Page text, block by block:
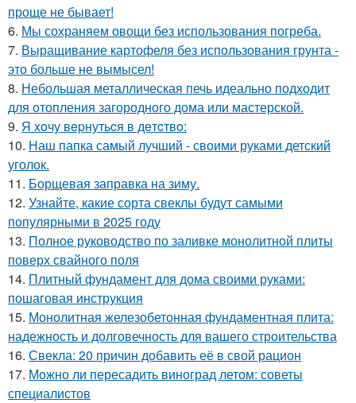
проще не бывает!
6. Мы сохраняем овощи без использования погреба.
7. Выращивание картофеля без использования грунта -
это больше не вымысел!
8. Небольшая металлическая печь идеально подходит
для отопления загородного дома или мастерской.
9. Я xoчу вepнутьcя в дeтcтвo:
10. Наш папка самый лучший - своими руками детский
уголок.
11. Борщевая заправка на зиму.
12. Узнайте, какие сорта свеклы будут самыми
популярными в 2025 году
13. Полное руководство по заливке монолитной плиты
поверх свайного поля
14. Плитный фундамент для дома своими руками:
пошаговая инструкция
15. Монолитная железобетонная фундаментная плита:
надежность и долговечность для вашего строительства
16. Свекла: 20 причин добавить её в свой рацион
17. Можно ли пересадить виноград летом: советы
специалистов